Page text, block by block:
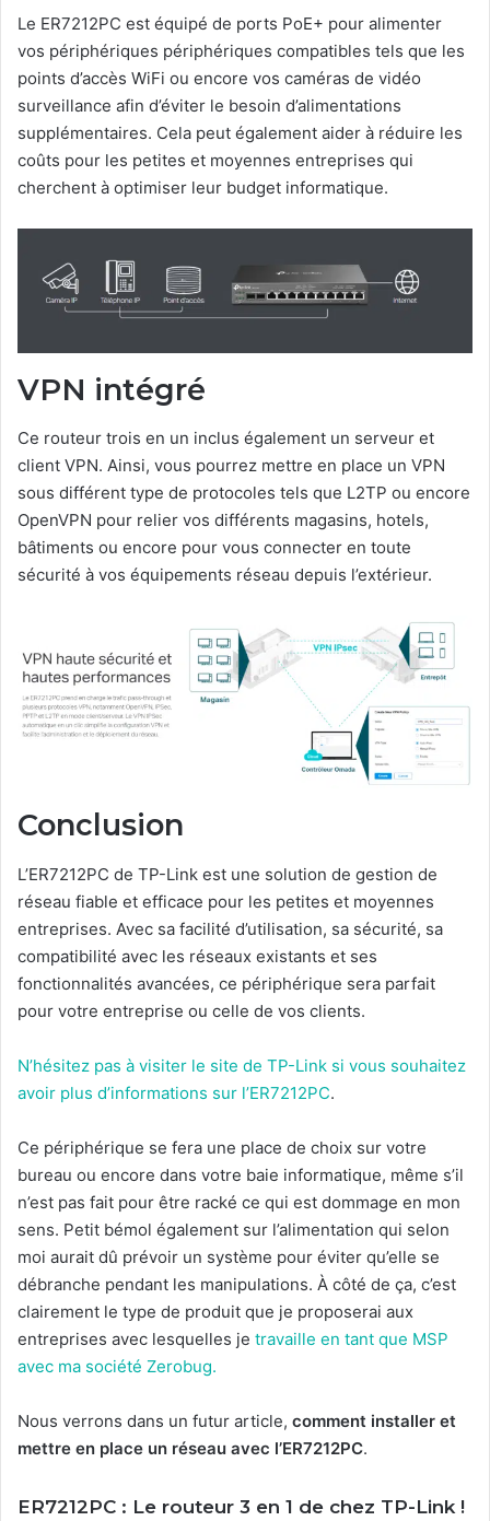
Le ER7212PC est équipé de ports PoE+ pour alimenter
vos périphériques périphériques compatibles tels que les
points d’accès WiFi ou encore vos caméras de vidéo
surveillance afin d’éviter le besoin d’alimentations
supplémentaires. Cela peut également aider à réduire les
coûts pour les petites et moyennes entreprises qui
cherchent à optimiser leur budget informatique.
VPN intégré
Ce routeur trois en un inclus également un serveur et
client VPN. Ainsi, vous pourrez mettre en place un VPN
sous différent type de protocoles tels que L2TP ou encore
OpenVPN pour relier vos différents magasins, hotels,
bâtiments ou encore pour vous connecter en toute
sécurité à vos équipements réseau depuis l’extérieur.
Conclusion
L’ER7212PC de TP-Link est une solution de gestion de
réseau fiable et efficace pour les petites et moyennes
entreprises. Avec sa facilité d’utilisation, sa sécurité, sa
compatibilité avec les réseaux existants et ses
fonctionnalités avancées, ce périphérique sera parfait
pour votre entreprise ou celle de vos clients.
N’hésitez pas à visiter le site de TP-Link si vous souhaitez
avoir plus d’informations sur l’ER7212PC.
Ce périphérique se fera une place de choix sur votre
bureau ou encore dans votre baie informatique, même s’il
n’est pas fait pour être racké ce qui est dommage en mon
sens. Petit bémol également sur l’alimentation qui selon
moi aurait dû prévoir un système pour éviter qu’elle se
débranche pendant les manipulations. À côté de ça, c’est
clairement le type de produit que je proposerai aux
entreprises avec lesquelles je travaille en tant que MSP
avec ma société Zerobug.
Nous verrons dans un futur article, comment installer et
mettre en place un réseau avec l’ER7212PC.
ER7212PC : Le routeur 3 en 1 de chez TP-Link !